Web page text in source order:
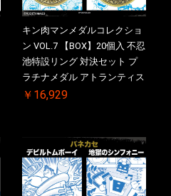
キン肉マンメダルコレクショ
ン VOL.7 【BOX】20個入 不忍
池特設リング 対決セット プ
ラチナメダル アトランティス
ドライバー VS.ネックカット
特典 】KIN(金)肉メダル(非売
品)付
￥16,929